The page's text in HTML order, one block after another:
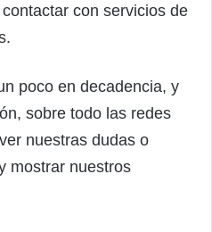
con servicios de
poco en decadencia, y
sobre todo las redes
nuestras dudas o
mostrar nuestros